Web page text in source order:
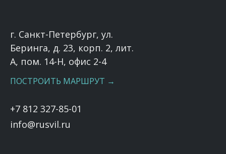
г. Санкт-Петербург, ул.
Беринга, д. 23, корп. 2, лит.
А, пом. 14-Н, офис 2-4
ПОСТРОИТЬ МАРШРУТ →
+7 812 327-85-01
info@rusvil.ru